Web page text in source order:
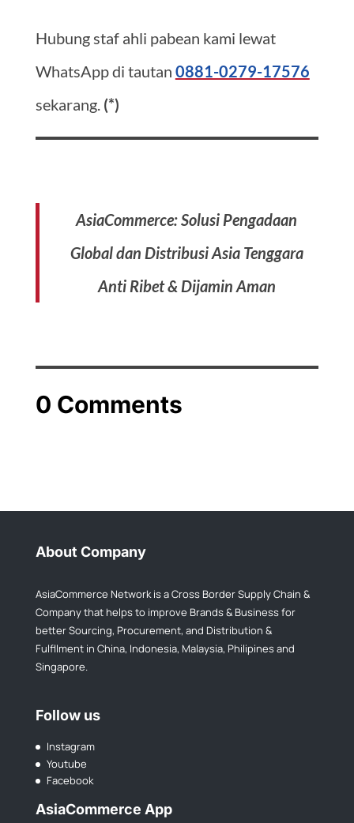
Hubung staf ahli pabean kami lewat
WhatsApp di tautan 0881-0279-17576
sekarang. (*)
AsiaCommerce: Solusi Pengadaan
Global dan Distribusi Asia Tenggara
Anti Ribet & Dijamin Aman
0 Comments
About Company
AsiaCommerce Network is a Cross Border Supply Chain &
Company that helps to improve Brands & Business for
better Sourcing, Procurement, and Distribution &
Fulfllment in China, Indonesia, Malaysia, Philipines and
Singapore.
Follow us
Instagram
Youtube
Facebook
AsiaCommerce App